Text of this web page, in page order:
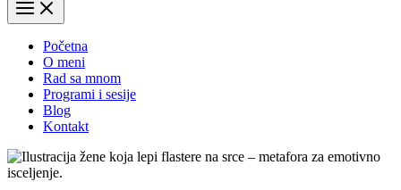
Početna
O meni
Rad sa mnom
Programi i sesije
Blog
Kontakt